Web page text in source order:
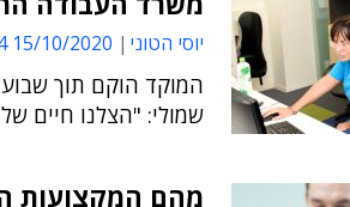
יוסי הטוני 15/10/2020 13:54
שמולי: "הצלנו חיים
מהם המקצועות